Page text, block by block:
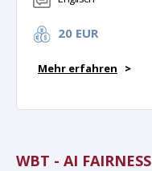
20 EUR
Mehr erfahren >
WBT - AI FAIRNESS